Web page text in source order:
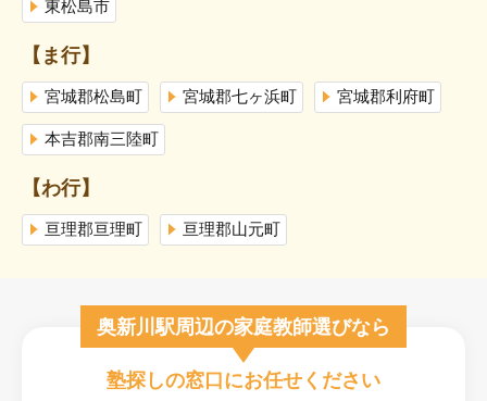
東松島市
【ま行】
宮城郡松島町 宮城郡七ヶ浜町 宮城郡利府町
本吉郡南三陸町
【わ行】
亘理郡亘理町 亘理郡山元町
奥新川駅周辺の家庭教師選びなら
塾探しの窓口にお任せください